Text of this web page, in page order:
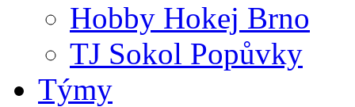
Hobby Hokej Brno
TJ Sokol Popůvky
Týmy